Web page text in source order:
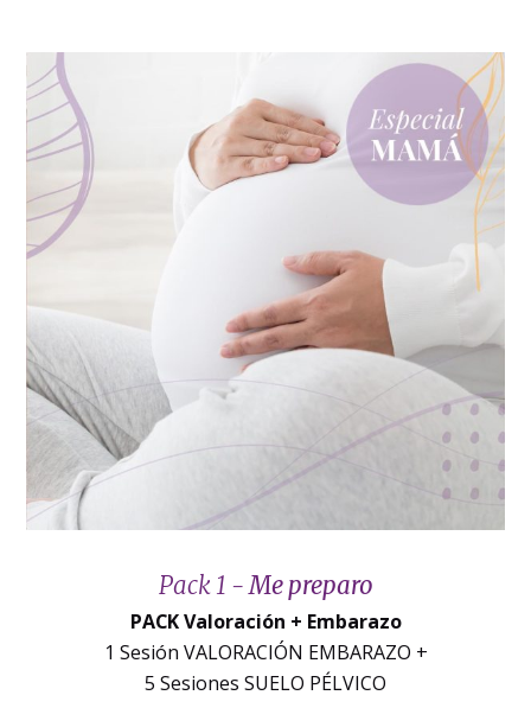
Pack 1 -Me preparo
PACK Valoración + Embarazo
1 Sesión VALORACIÓN EMBARAZO +
5 Sesiones SUELO PÉLVICO